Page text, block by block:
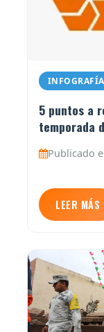
5 puntos a
temporada
Publicado
LEER MÁS